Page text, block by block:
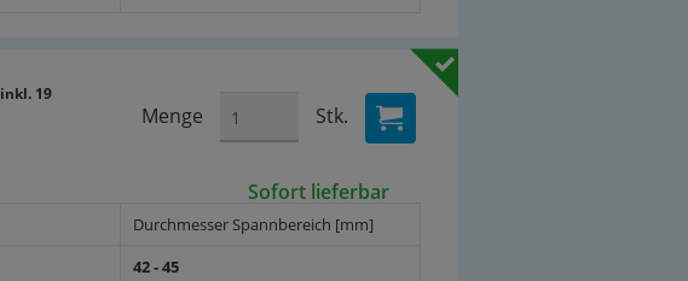
inkl. 19
Menge Stk.
Sofort lieferbar
Durchmesser Spannbereich [mm]
42 - 45